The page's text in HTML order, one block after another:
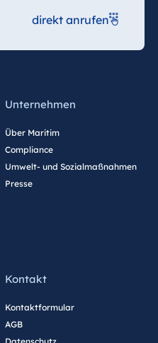
direkt anrufen
Unternehmen
Über Maritim
Compliance
Umwelt- und Sozialmaßnahmen
Presse
Kontakt
Kontaktformular
AGB